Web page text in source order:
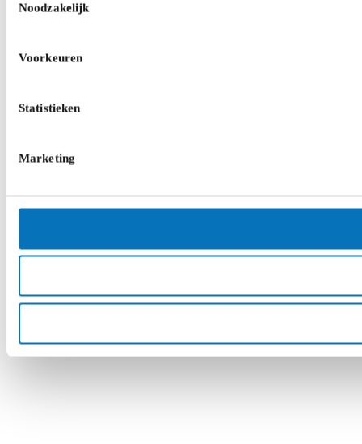
Noodzakelijk
Voorkeuren
Statistieken
Marketing